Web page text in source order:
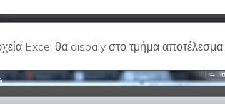
Excel θα dispaly στο τμήμα αποτέλεσμα.